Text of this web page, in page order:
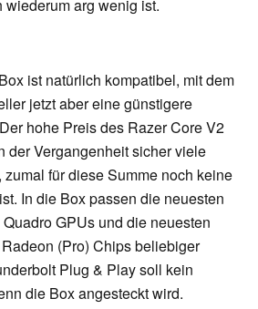
wiederum arg wenig ist.
ist natürlich kompatibel, mit dem
jetzt aber eine günstigere
hohe Preis des Razer Core V2
der Vergangenheit sicher viele
für diese Summe noch keine
In die Box passen die neuesten
GPUs und die neuesten
(Pro) Chips beliebiger
Plug & Play soll kein
die Box angesteckt wird.